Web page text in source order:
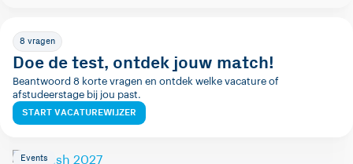
8 vragen
Doe de test, ontdek jouw match!
Beantwoord 8 korte vragen en ontdek welke vacature of
afstudeerstage bij jou past.
START VACATUREWIJZER
Events